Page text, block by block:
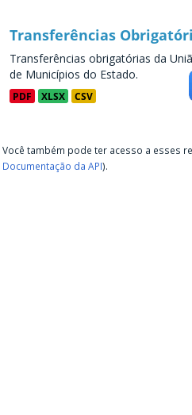
Transferências
Transferências obrigatórias da
de Municípios do Estado.
PDF XLSX CSV
Você também pode ter acesso a esses
Documentação da API).